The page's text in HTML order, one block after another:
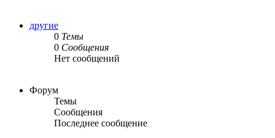
другие
0 Темы
0 Сообщения
Нет сообщений
Форум
Темы
Сообщения
Последнее сообщение